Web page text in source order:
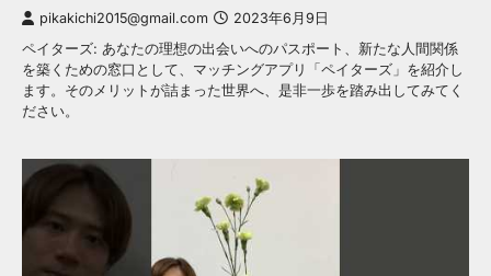
pikakichi2015@gmail.com 2023年6月9日
ペイターズ: あなたの理想の出会いへのパスポート、新たな人間関係
を築くための窓口として、マッチングアプリ「ペイターズ」を紹介し
ます。そのメリットが詰まった世界へ、是非一歩を踏み出してみてく
ださい。